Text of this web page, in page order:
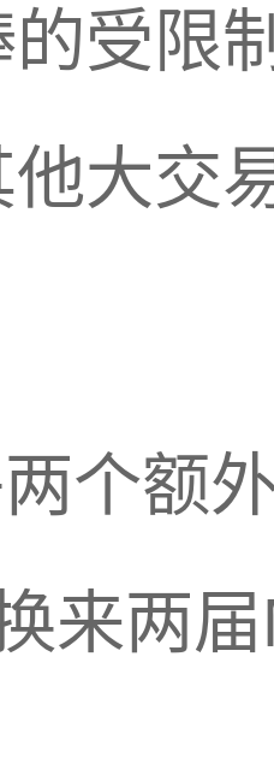
受限
大交
个额
来两